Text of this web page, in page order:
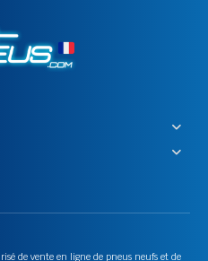
de vente en ligne de pneus neufs et de